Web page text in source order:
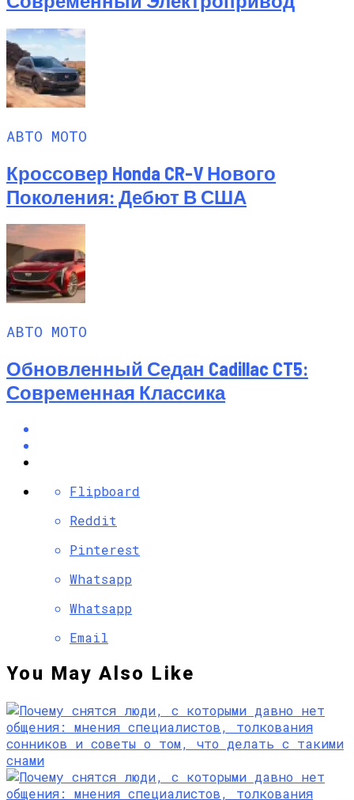
АВТО МОТО
Кроссовер Honda CR-V Нового
Поколения: Дебют В США
АВТО МОТО
Обновленный Седан Cadillac CT5:
Современная Классика
Flipboard
Reddit
Pinterest
Whatsapp
Whatsapp
Email
You May Also Like